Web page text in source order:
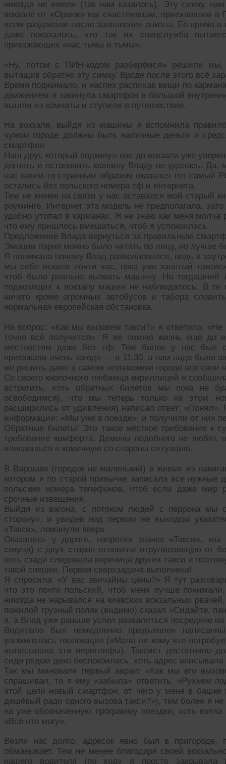
никогда не имели (так нам казалось). Эту симку
вокзале от «Оранж» как счастливцам, приехавшим
всем раздавали после заполнения анкеты. Её прямо
даже показалось, что так их спецслужба
приезжающих «нас тьмы и тьмы».
«Ну, потом с ПИН-кодом разберёмся» решили мы,
вытащив обратно эту симку. Вроде после этого всё
Время поджимало, и наспех распихав вещи по
движением я закинула смартфон в большой
вышли из комнаты и ступили в путешествие.
На вокзале, выйдя из машины я вспомнила
чужом городе должны быть наличные деньги и
смартфон.
Наш друг, который подкинул нас до вокзала уже
догнать и остановить машину Владу не удалась. Да,
нас каким-то странным образом оказался тот
остались без польского номера тф и интернета.
Тем не менее на связи у нас оставался мой старый
роуминге. Интернет эта модель не предполагала,
удобно утопал в карманах. Я не знаю как меня молча
что ему пришлось вмешаться, чтоб я успокоилась.
Предложение Влада вернуться за правильным
Эмоции парня можно было читать по лицу, но лучше
Я понимала почему Влад разволновался, ведь в
мы себе искали почти час, пока уже занятый
чтоб было реально вызвать машину. Но
подвозящих к вокзалу машин не наблюдалось. В те
ничего кроме огромных автобусов и табора
нормальная европейская обстановка.
На вопрос: «Как мы вызовем такси?» я ответила:
точно всё получится». Я же помню жизнь ещё до
местностям даже без тф. Тем более у нас был
приезжали очень загодя — в 11.30, а нам надо было
же решить даже в самом незнакомом городе все свои
Со своего кнопочного любимца кириллицей я
встретить, хоть обратных билетов мы пока не
освободимся), что мы теперь только на этом
расширились от удивления) написал ответ:
информации: «Мы уже в поезде», и получили от них
Обратные билеты! Это такое жёсткое требование к
требование комфорта. Демоны подобного не любят,
вляпаешься в комичную со стороны ситуацию.
В Варшаве (городок не маленький) в живых из
котором я по старой привычке записала все
польские номера телефонов, чтоб если даже мир
срочные извещения.
Выйдя из вагона, с потоком людей с перрона мы
сторону», и увидев над первом же выходом
«Такси», ломанули вверх.
Оказались у дороги, напротив значка «Такси»,
секунд) с двух сторон отловили отруливающую от
хоть сзади следовала вереница других такси и
такой спешки. Первая сверхзадача выполнена!
Я спросила: «У вас звичайны цены?» Я тут
что это почти польский, чтоб меня лучше
никогда не нарывался на киевских вокзальных
пожилой грузный поляк (видимо) сказал «Сидайте,
я, а Влад уже раньше успел развалиться посредине
Водителю был немедленно предъявлен
упоминалась геолокация («Мало ли кому что
выписывала эти иероглифы). Таксист достаточно
сидя рядом дико беспокоилась, хоть адрес
Так мы миновали первый аврал: «Как мы его
спрашивал, то я ему «забыла» ответить: «Рухнем
этой цели новый смартфон, от чего у меня в
дешёвый ради одного вызова такси?»), тем более я не
на уже обозначенную программу поездки, хоть
«Всё что могу».
Везли нас долго, адресок явно был в пригороде,
обманывает. Тем не менее благодаря своей
нашего водителя (по ходу я просто закрывала